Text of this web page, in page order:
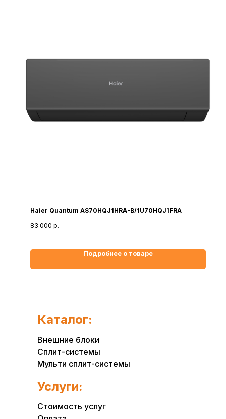
Haier Quantum AS70HQJ1HRA-B/1U70HQJ1FRA
83 000 р.
Подробнее о товаре
Внешние блоки
Сплит-системы
Мульти сплит-системы
Каталог:
Стоимость услуг
Услуги: